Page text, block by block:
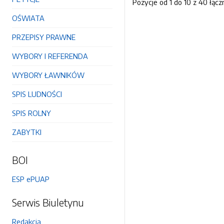
OŚWIATA
PRZEPISY PRAWNE
WYBORY I REFERENDA
WYBORY ŁAWNIKÓW
SPIS LUDNOŚCI
SPIS ROLNY
ZABYTKI
BOI
ESP ePUAP
Serwis Biuletynu
Redakcja
Pozycje od 1 do 10 z 40